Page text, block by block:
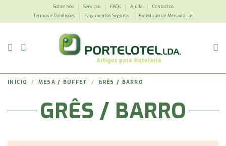
Sobre Nós Serviços FAQs Ajuda
Contactos
Termos e Condições
Pagamentos Seguros Expedição de Mercadorias
INÍCIO MESA / BUFFET GRÊS / BARRO
GRÊS / BARRO